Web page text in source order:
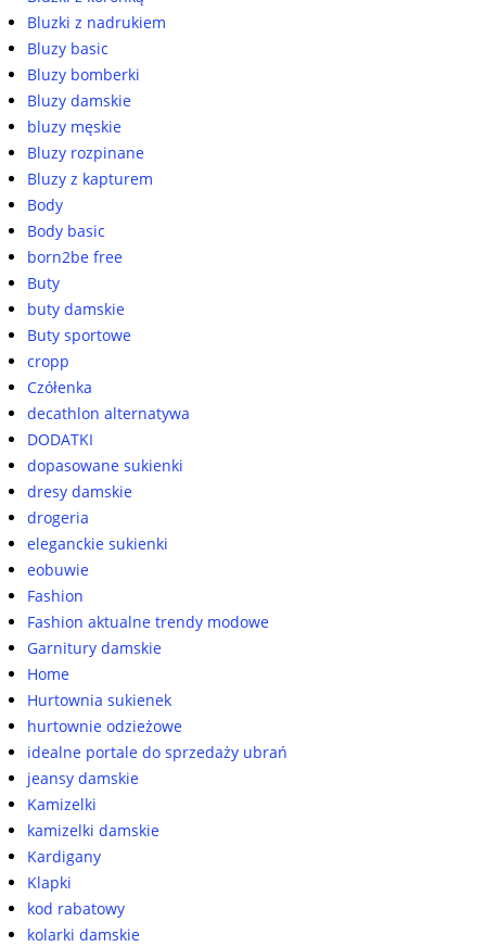
Bluzki z nadrukiem
Bluzy basic
Bluzy bomberki
Bluzy damskie
bluzy męskie
Bluzy rozpinane
Bluzy z kapturem
Body
Body basic
born2be free
Buty
buty damskie
Buty sportowe
cropp
Czółenka
decathlon alternatywa
DODATKI
dopasowane sukienki
dresy damskie
drogeria
eleganckie sukienki
eobuwie
Fashion
Fashion aktualne trendy modowe
Garnitury damskie
Home
Hurtownia sukienek
hurtownie odzieżowe
idealne portale do sprzedaży ubrań
jeansy damskie
Kamizelki
kamizelki damskie
Kardigany
Klapki
kod rabatowy
kolarki damskie